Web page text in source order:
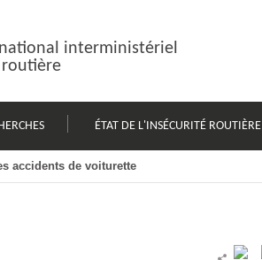
interministériel
ÉTAT DE L'INSÉCURITÉ ROUTIÈRE
accidents de voiturette